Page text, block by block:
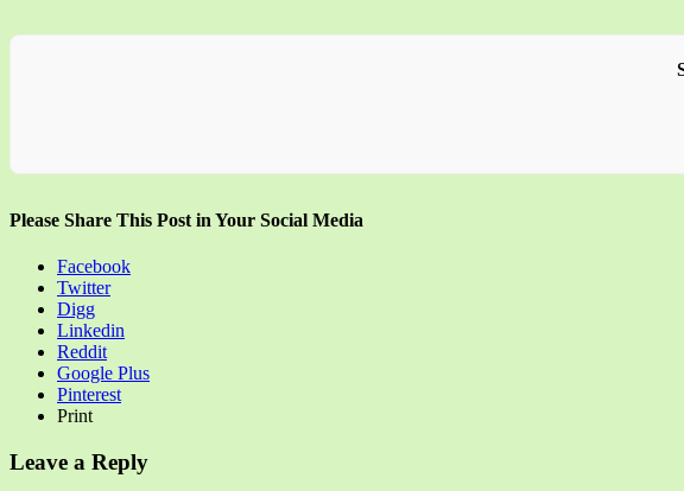
Please Share This Post in Your Social Media
Facebook
Twitter
Digg
Linkedin
Reddit
Google Plus
Pinterest
Print
Leave a Reply